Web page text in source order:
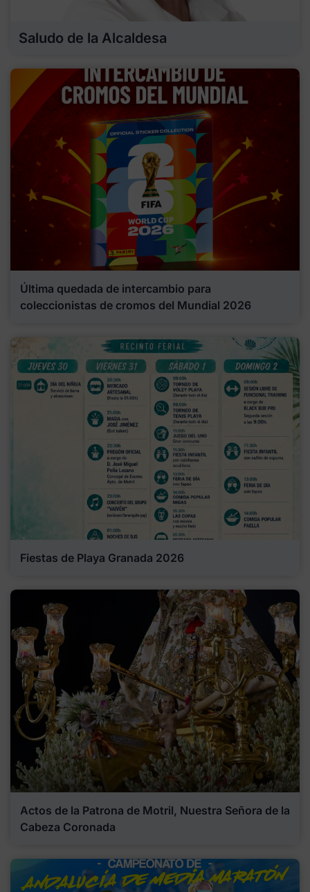
Saludo de la Alcaldesa
Última quedada de intercambio para
coleccionistas de cromos del Mundial 2026
Fiestas de Playa Granada 2026
Actos de la Patrona de Motril, Nuestra Señora de la
Cabeza Coronada